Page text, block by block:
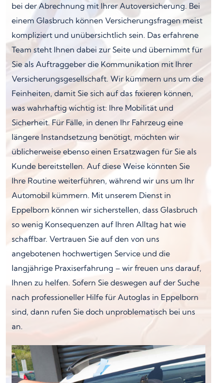
bei der Abrechnung mit Ihrer Autoversicherung. Bei
einem Glasbruch können Versicherungsfragen meist
kompliziert und unübersichtlich sein. Das erfahrene
Team steht Ihnen dabei zur Seite und übernimmt für
Sie als Auftraggeber die Kommunikation mit Ihrer
Versicherungsgesellschaft. Wir kümmern uns um die
Feinheiten, damit Sie sich auf das fixieren können,
was wahrhaftig wichtig ist: Ihre Mobilität und
Sicherheit. Für Fälle, in denen Ihr Fahrzeug eine
längere Instandsetzung benötigt, möchten wir
üblicherweise ebenso einen Ersatzwagen für Sie als
Kunde bereitstellen. Auf diese Weise könnten Sie
Ihre Routine weiterführen, während wir uns um Ihr
Automobil kümmern. Mit unserem Dienst in
Eppelborn können wir sicherstellen, dass Glasbruch
so wenig Konsequenzen auf Ihren Alltag hat wie
schaffbar. Vertrauen Sie auf den von uns
angebotenen hochwertigen Service und die
langjährige Praxiserfahrung – wir freuen uns darauf,
Ihnen zu helfen. Sofern Sie deswegen auf der Suche
nach professioneller Hilfe für Autoglas in Eppelborn
sind, dann rufen Sie doch unproblematisch bei uns
an.